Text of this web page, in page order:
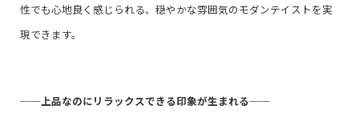
性でも心地良く感じられる、穏やかな雰囲気のモダンテイストを実
現できます。
──上品なのにリラックスできる印象が生まれる──